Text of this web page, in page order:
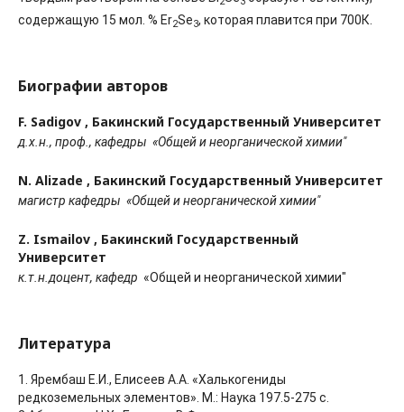
содержащую 15 мол. % Er2Se3, которая плавится при 700К.
Биографии авторов
F. Sadigov , Бакинский Государственный Университет
д.х.н., проф., кафедры «Общей и неорганической химии"
N. Alizade , Бакинский Государственный Университет
магистр кафедры «Общей и неорганической химии"
Z. Ismailov , Бакинский Государственный
Университет
к.т.н.доцент, кафедр «Общей и неорганической химии"
Литература
1. Ярембаш Е.И., Елисеев А.А. «Халькогениды
редкоземельных элементов». М.: Наука 197.5-275 с.